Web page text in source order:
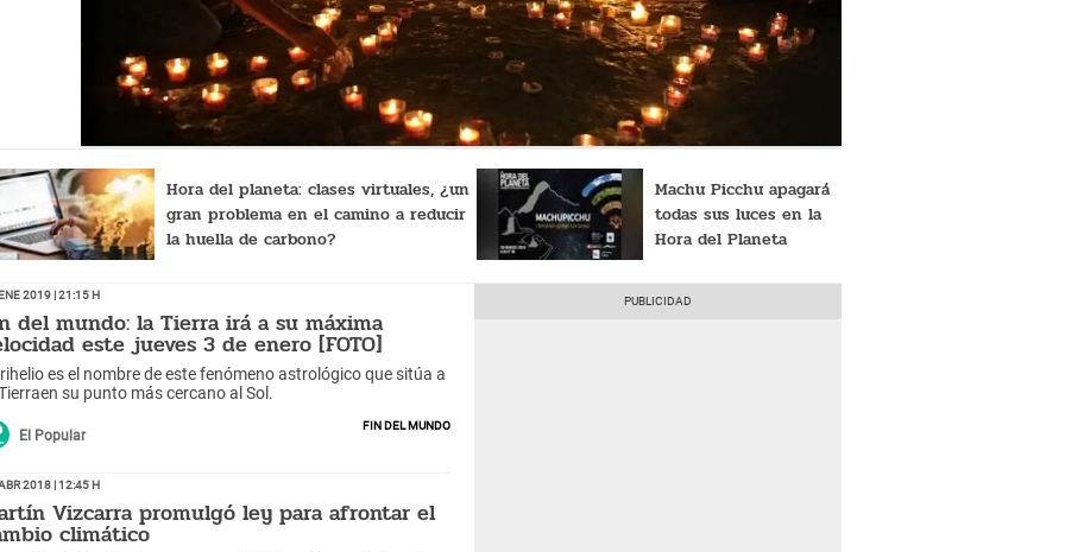
Hora del planeta: clases virtuales, ¿un
gran problema en el camino a reducir
la huella de carbono?
Machu Picchu apagará
todas sus luces en la
Hora del Planeta
2019 | 21:15 h
del mundo: la Tierra irá a su máxima
este jueves 3 de enero [FOTO]
es el nombre de este fenómeno astrológico que sitúa a
su punto más cercano al Sol.
El Popular
Fin del mundo
2018 | 12:45 h
Vizcarra promulgó ley para afrontar el
climático